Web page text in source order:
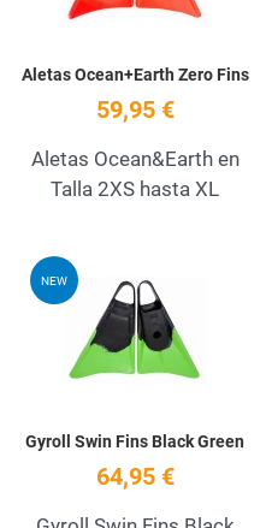
Aletas Ocean+Earth Zero Fins
59,95 €
Aletas Ocean&Earth en
Talla 2XS hasta XL
NEW
Gyroll Swin Fins Black Green
64,95 €